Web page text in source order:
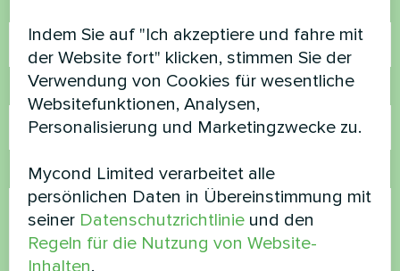
E-Mail
Kommentar
Indem Sie auf "Ich akzeptiere und fahre mit
der Website fort" klicken, stimmen Sie der
Verwendung von Cookies für wesentliche
Websitefunktionen, Analysen,
Personalisierung und Marketingzwecke zu.
Mycond Limited verarbeitet alle
persönlichen Daten in Übereinstimmung mit
seiner Datenschutzrichtlinie und den
Regeln für die Nutzung von Website-
Inhalten.